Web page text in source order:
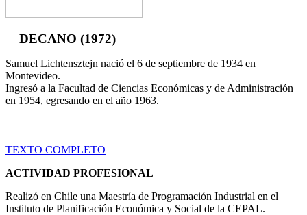
DECANO (1972)
Samuel Lichtensztejn nació el 6 de septiembre de 1934 en
Montevideo.
Ingresó a la Facultad de Ciencias Económicas y de Administración
en 1954, egresando en el año 1963.
TEXTO COMPLETO
ACTIVIDAD PROFESIONAL
Realizó en Chile una Maestría de Programación Industrial en el
Instituto de Planificación Económica y Social de la CEPAL.